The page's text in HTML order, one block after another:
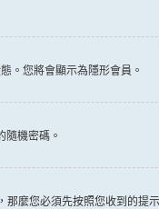
。您將會顯示為隱形會員。
隨機密碼。
麼您必須先按照您收到的提